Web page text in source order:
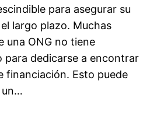
para asegurar su
largo plazo. Muchas
una ONG no tiene
para dedicarse a encontrar
financiación. Esto puede
un…